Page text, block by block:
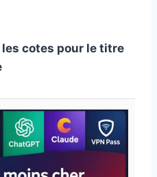
cotes pour le titre